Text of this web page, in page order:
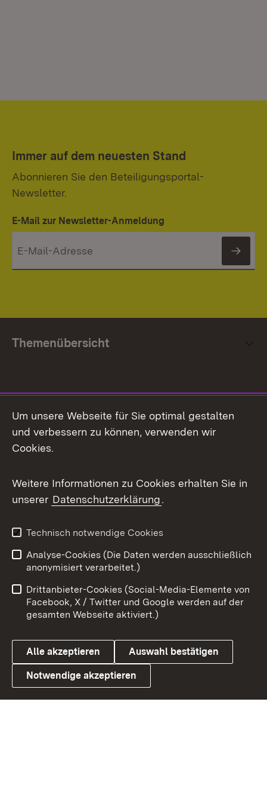
Immer auf dem neuesten Stand
Abonnieren Sie den Beteiligungsportal-
Newsletter.
E-Mail zur Newsletter-Anmeldung
Themenübersicht
Facebook
X / Twitter
Youtube
Link zum Landesportal
Impressum
Kontakt
Barrierefreiheit
Datenschutz
Cookies
Um unsere Webseite für Sie optimal gestalten
und verbessern zu können, verwenden wir
Cookies.
Weitere Informationen zu Cookies erhalten Sie in
unserer Datenschutzerklärung.
Technisch notwendige Cookies
Analyse-Cookies (Die Daten werden ausschließlich
anonymisiert verarbeitet.)
Drittanbieter-Cookies (Social-Media-Elemente von
Facebook, X / Twitter und Google werden auf der
gesamten Webseite aktiviert.)
Alle akzeptieren Auswahl bestätigen
Notwendige akzeptieren